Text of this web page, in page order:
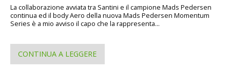
La collaborazione avviata tra Santini e il campione Mads Pedersen
continua ed il body Aero della nuova Mads Pedersen Momentum
Series è a mio avviso il capo che la rappresenta...
CONTINUA A LEGGERE